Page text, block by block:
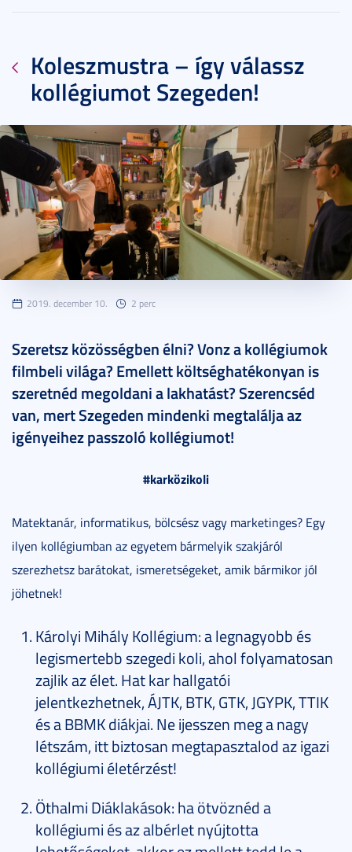
Koleszmustra – így válassz
kollégiumot Szegeden!
2019. december 10. 2 perc
Szeretsz közösségben élni? Vonz a kollégiumok
filmbeli világa? Emellett költséghatékonyan is
szeretnéd megoldani a lakhatást? Szerencséd
van, mert Szegeden mindenki megtalálja az
igényeihez passzoló kollégiumot!
#karközikoli
Matektanár, informatikus, bölcsész vagy marketinges? Egy
ilyen kollégiumban az egyetem bármelyik szakjáról
szerezhetsz barátokat, ismeretségeket, amik bármikor jól
jöhetnek!
Károlyi Mihály Kollégium: a legnagyobb és
legismertebb szegedi koli, ahol folyamatosan
zajlik az élet. Hat kar hallgatói
jelentkezhetnek, ÁJTK, BTK, GTK, JGYPK, TTIK
és a BBMK diákjai. Ne ijesszen meg a nagy
létszám, itt biztosan megtapasztalod az igazi
kollégiumi életérzést!
Öthalmi Diáklakások: ha ötvöznéd a
kollégiumi és az albérlet nyújtotta